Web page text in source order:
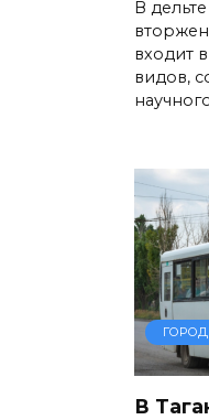
В
входит
видов,
ГОРОД
В